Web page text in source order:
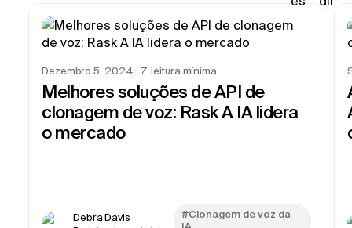
Dezembro 5, 2024 7 leitura mínima
Melhores soluções de API de
clonagem de voz: Rask A IA lidera
o mercado
Debra Davis
#Clonagem de voz da